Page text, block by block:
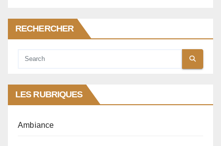
RECHERCHER
LES RUBRIQUES
Ambiance